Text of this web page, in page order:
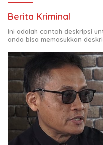
Berita Kriminal
Ini adalah contoh deskripsi
anda bisa memasukkan